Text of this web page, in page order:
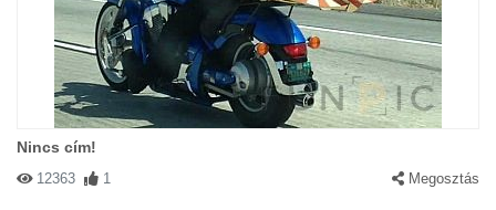
Nincs cím!
12363 1 Megosztás